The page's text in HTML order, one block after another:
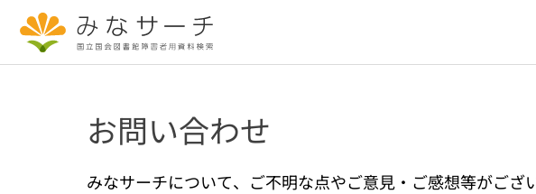
本文へ移動
お問い合わせ
みなサーチについて、ご不明な点やご意見・ご感想等がござ